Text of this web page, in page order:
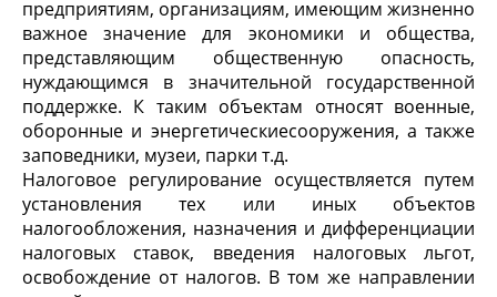
предприятиям, организациям, имеющим жизненно
важное значение для экономики и общества,
представляющим общественную опасность,
нуждающимся в значительной государственной
поддержке. К таким объектам относят военные,
оборонные и энергетическиесооружения, а также
заповедники, музеи, парки т.д.
Налоговое регулирование осуществляется путем
установления тех или иных объектов
налогообложения, назначения и дифференциации
налоговых ставок, введения налоговых льгот,
освобождение от налогов. В том же направлении